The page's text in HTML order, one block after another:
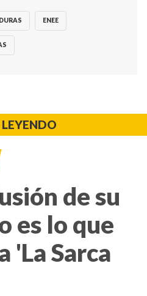
ENEE
de su
es lo que
'La Sarca